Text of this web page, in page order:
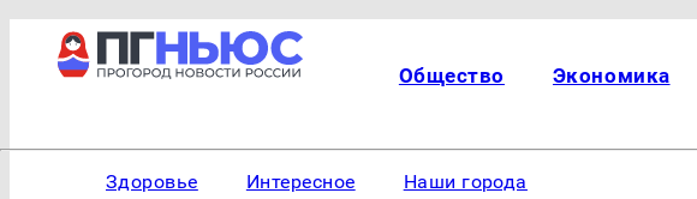
Общество Экономика
Здоровье Интересное Наши города